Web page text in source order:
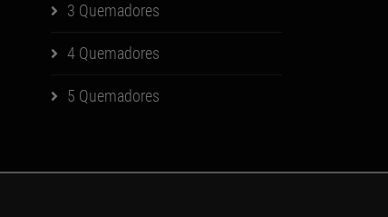
3 Quemadores
4 Quemadores
5 Quemadores